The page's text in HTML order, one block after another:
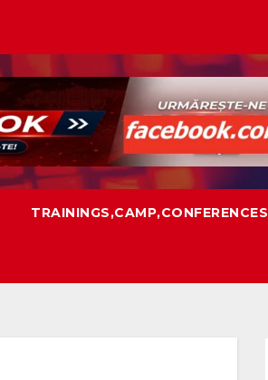
TRAININGS,CAMP,CONFERENCES